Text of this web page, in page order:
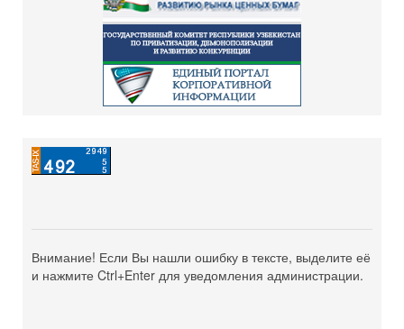
Внимание! Если Вы нашли ошибку в тексте, выделите её
и нажмите Ctrl+Enter для уведомления администрации.